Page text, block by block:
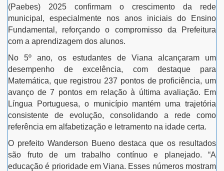
(Paebes) 2025 confirmam o crescimento da rede
municipal, especialmente nos anos iniciais do Ensino
Fundamental, reforçando o compromisso da Prefeitura
com a aprendizagem dos alunos.
No 5º ano, os estudantes de Viana alcançaram um
desempenho de excelência, com destaque para
Matemática, que registrou 237 pontos de proficiência, um
avanço de 7 pontos em relação à última avaliação. Em
Língua Portuguesa, o município mantém uma trajetória
consistente de evolução, consolidando a rede como
referência em alfabetização e letramento na idade certa.
O prefeito Wanderson Bueno destaca que os resultados
são fruto de um trabalho contínuo e planejado. “A
educação é prioridade em Viana. Esses números mostram